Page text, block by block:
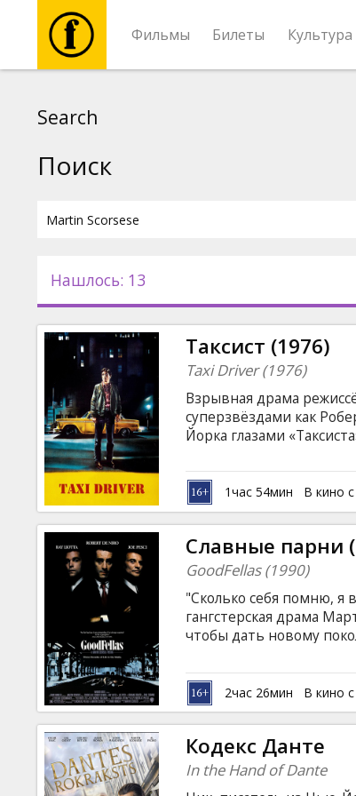
Фильмы Билеты Культура
Новости
Подарки
Кинозакуски
B2B
Клуб
Search
Поиск
Нашлось: 13
Таксист (1976)
Taxi Driver (1976)
Взрывная драма
суперзвёздами как
Йорка глазами
«Оскар», включая
вьетнамской войны
становится водителем
1час 54мин В кино
Славные парни
GoodFellas (1990)
"Сколько себя помню, я
гангстерская драма
чтобы дать новому
начинающем
Джими Конвеем и
встаёт у них на пути.
2час 26мин В кино
Кодекс Данте
In the Hand of Dante